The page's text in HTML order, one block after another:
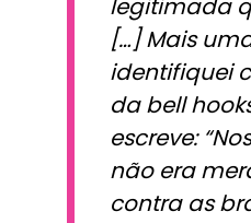
legitimada
[…] Mais
identifiquei
da bell
escreve:
não era
contra as